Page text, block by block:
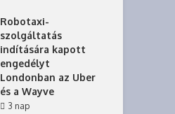
Robotaxi-
szolgáltatás
indítására kapott
engedélyt
Londonban az Uber
és a Wayve
3 nap